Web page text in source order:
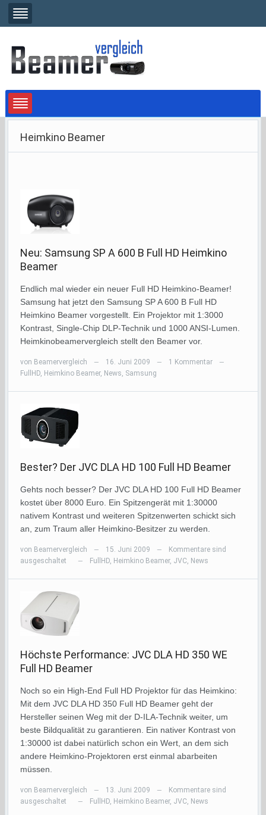
Heimkino Beamer
Neu: Samsung SP A 600 B Full HD Heimkino
Beamer
Endlich mal wieder ein neuer Full HD Heimkino-Beamer!
Samsung hat jetzt den Samsung SP A 600 B Full HD
Heimkino Beamer vorgestellt. Ein Projektor mit 1:3000
Kontrast, Single-Chip DLP-Technik und 1000 ANSI-Lumen.
Heimkinobeamervergleich stellt den Beamer vor.
von Beamervergleich — 16. Juni 2009 — 1 Kommentar —
FullHD, Heimkino Beamer, News, Samsung
Bester? Der JVC DLA HD 100 Full HD Beamer
Gehts noch besser? Der JVC DLA HD 100 Full HD Beamer
kostet über 8000 Euro. Ein Spitzengerät mit 1:30000
nativem Kontrast und weiteren Spitzenwerten schickt sich
an, zum Traum aller Heimkino-Besitzer zu werden.
von Beamervergleich — 15. Juni 2009 —
Kommentare sind
ausgeschaltet
— FullHD, Heimkino Beamer, JVC, News
Höchste Performance: JVC DLA HD 350 WE
Full HD Beamer
Noch so ein High-End Full HD Projektor für das Heimkino:
Mit dem JVC DLA HD 350 Full HD Beamer geht der
Hersteller seinen Weg mit der D-ILA-Technik weiter, um
beste Bildqualität zu garantieren. Ein nativer Kontrast von
1:30000 ist dabei natürlich schon ein Wert, an dem sich
andere Heimkino-Projektoren erst einmal abarbeiten
müssen.
von Beamervergleich — 13. Juni 2009 —
Kommentare sind
ausgeschaltet
— FullHD, Heimkino Beamer, JVC, News